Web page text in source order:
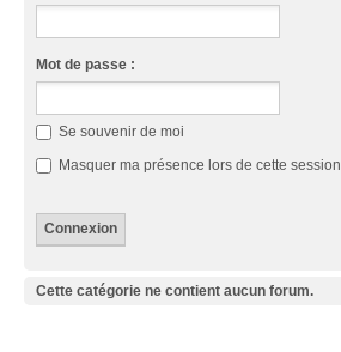
Mot de passe :
Se souvenir de moi
Masquer ma présence lors de cette session
Cette catégorie ne contient aucun forum.